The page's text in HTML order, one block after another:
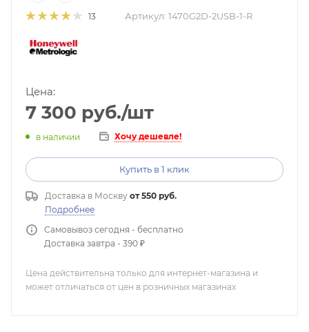
13 Артикул: 1470G2D-2USB-1-R
Цена:
7 300 руб./шт
в наличии Хочу дешевле!
Купить в 1 клик
Доставка в Москву от 550 руб.
Подробнее
Самовывоз сегодня - бесплатно
Доставка завтра - 390 ₽
Цена действительна только для интернет-магазина и
может отличаться от цен в розничных магазинах